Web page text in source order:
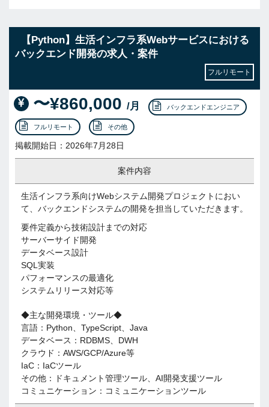
【Python】生活インフラ系Webサービスにおける
バックエンド開発の求人・案件
フルリモート
〜¥860,000 /月 バックエンドエンジニア
フルリモート その他
掲載開始日：2026年7月28日
案件内容
生活インフラ系向けWebシステム開発プロジェクトにおい
て、バックエンドシステムの開発を担当していただきます。
要件定義から技術設計までの対応
サーバーサイド開発
データベース設計
SQL実装
パフォーマンスの最適化
システムリリース対応等
◆主な開発環境・ツール◆
言語：Python、TypeScript、Java
データベース：RDBMS、DWH
クラウド：AWS/GCP/Azure等
IaC：IaCツール
その他：ドキュメント管理ツール、AI開発支援ツール
コミュニケーション：コミュニケーションツール